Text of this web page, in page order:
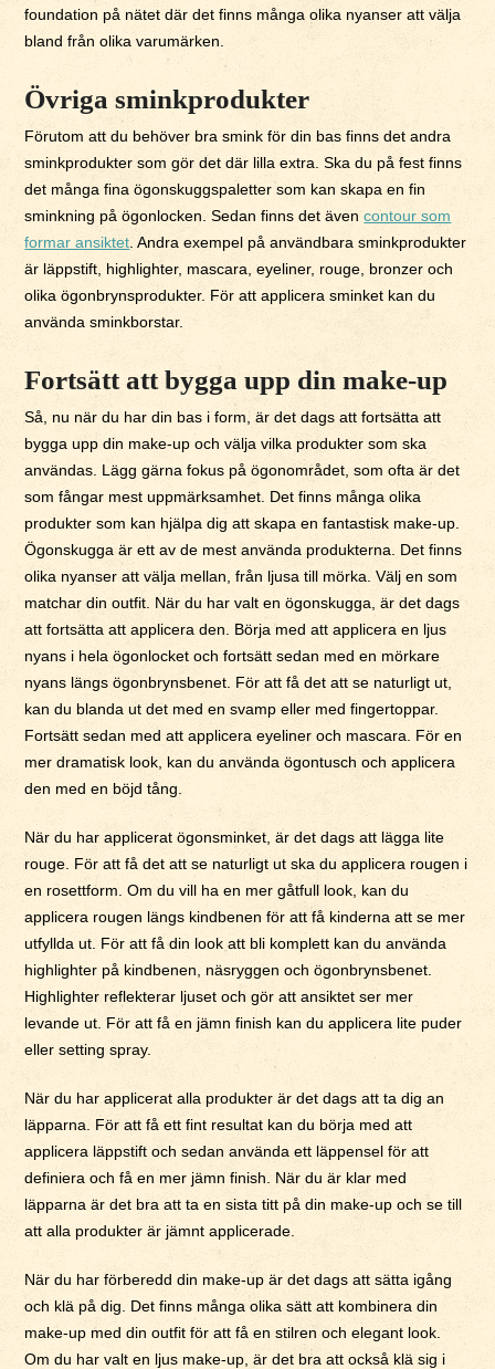
foundation på nätet där det finns många olika nyanser att välja
bland från olika varumärken.
Övriga sminkprodukter
Förutom att du behöver bra smink för din bas finns det andra
sminkprodukter som gör det där lilla extra. Ska du på fest finns
det många fina ögonskuggspaletter som kan skapa en fin
sminkning på ögonlocken. Sedan finns det ävencontour som
formar ansiktet . Andra exempel på användbara sminkprodukter
är läppstift, highlighter, mascara, eyeliner, rouge, bronzer och
olika ögonbrynsprodukter. För att applicera sminket kan du
använda sminkborstar.
Fortsätt att bygga upp din make-up
Så, nu när du har din bas i form, är det dags att fortsätta att
bygga upp din make-up och välja vilka produkter som ska
användas. Lägg gärna fokus på ögonområdet, som ofta är det
som fångar mest uppmärksamhet. Det finns många olika
produkter som kan hjälpa dig att skapa en fantastisk make-up.
Ögonskugga är ett av de mest använda produkterna. Det finns
olika nyanser att välja mellan, från ljusa till mörka. Välj en som
matchar din outfit. När du har valt en ögonskugga, är det dags
att fortsätta att applicera den. Börja med att applicera en ljus
nyans i hela ögonlocket och fortsätt sedan med en mörkare
nyans längs ögonbrynsbenet. För att få det att se naturligt ut,
kan du blanda ut det med en svamp eller med fingertoppar.
Fortsätt sedan med att applicera eyeliner och mascara. För en
mer dramatisk look, kan du använda ögontusch och applicera
den med en böjd tång.
När du har applicerat ögonsminket, är det dags att lägga lite
rouge. För att få det att se naturligt ut ska du applicera rougen i
en rosettform. Om du vill ha en mer gåtfull look, kan du
applicera rougen längs kindbenen för att få kinderna att se mer
utfyllda ut. För att få din look att bli komplett kan du använda
highlighter på kindbenen, näsryggen och ögonbrynsbenet.
Highlighter reflekterar ljuset och gör att ansiktet ser mer
levande ut. För att få en jämn finish kan du applicera lite puder
eller setting spray.
När du har applicerat alla produkter är det dags att ta dig an
läpparna. För att få ett fint resultat kan du börja med att
applicera läppstift och sedan använda ett läppensel för att
definiera och få en mer jämn finish. När du är klar med
läpparna är det bra att ta en sista titt på din make-up och se till
att alla produkter är jämnt applicerade.
När du har förberedd din make-up är det dags att sätta igång
och klä på dig. Det finns många olika sätt att kombinera din
make-up med din outfit för att få en stilren och elegant look.
Om du har valt en ljus make-up, är det bra att också klä sig i